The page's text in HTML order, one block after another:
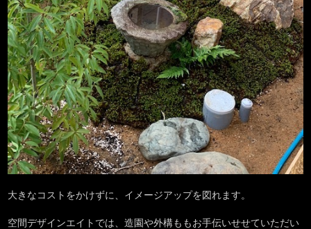
大きなコストをかけずに、イメージアップを図れます。
空間デザインエイトでは、造園や外構ももお手伝いせせていただい